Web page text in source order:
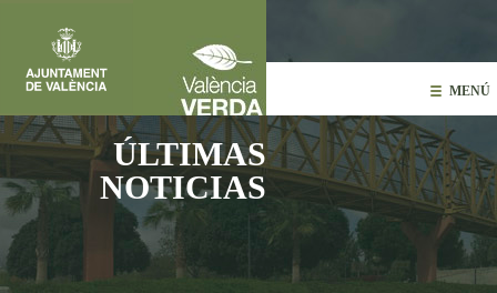
MENÚ
ÚLTIMAS
NOTICIAS